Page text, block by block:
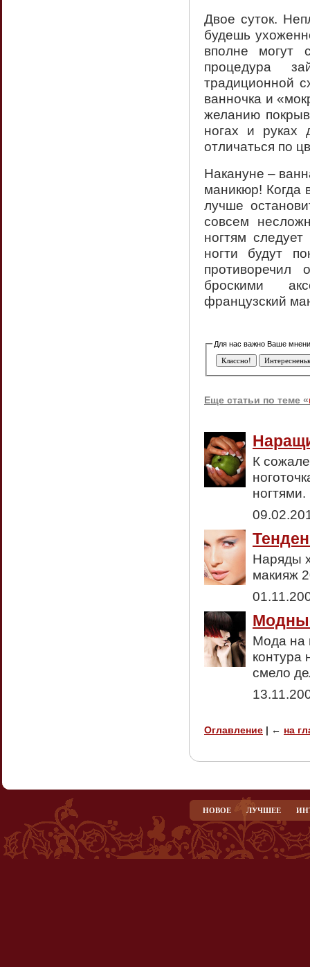
Двое суток.
будешь
вполне могут
процедура
традиционной
ванночка и
желанию
ногах и
отличаться по
Накануне –
маникюр! Когда
лучше
совсем
ногтям
ногти будут
броскими
французский
Еще статьи по теме «
К
Наряды
макияж
Мода на
контура
смело
Оглавление | ← на
НОВОЕ ЛУЧШЕЕ